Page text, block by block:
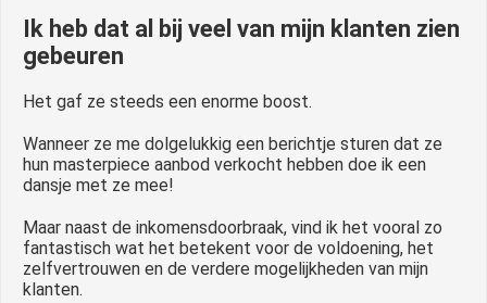
Ik heb dat al bij veel van mijn klanten zien
gebeuren
Het gaf ze steeds een enorme boost.
Wanneer ze me dolgelukkig een berichtje sturen dat ze
hun masterpiece aanbod verkocht hebben doe ik een
dansje met ze mee!
Maar naast de inkomensdoorbraak, vind ik het vooral zo
fantastisch wat het betekent voor de voldoening, het
zelfvertrouwen en de verdere mogelijkheden van mijn
klanten.